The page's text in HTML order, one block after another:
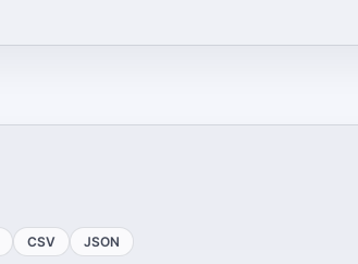
CSV JSON